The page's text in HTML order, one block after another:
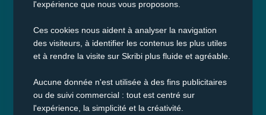
FAQ
Blog
Presse
Suivez-nous :
l'expérience que nous vous proposons.
Ces cookies nous aident à analyser la navigation
des visiteurs, à identifier les contenus les plus utiles
et à rendre la visite sur Skribi plus fluide et agréable.
Aucune donnée n'est utilisée à des fins publicitaires
ou de suivi commercial : tout est centré sur
l'expérience, la simplicité et la créativité.